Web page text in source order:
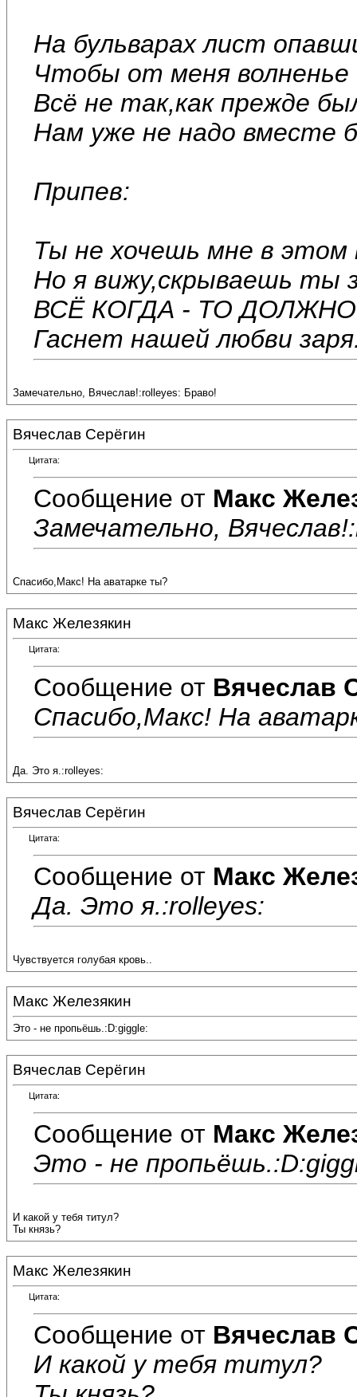
На бульварах лист
Чтобы от меня
Всё не так,как прежде
Нам уже не надо вместе
Припев:
Ты не хочешь мне в этом
Но я вижу,скрываешь ты
ВСЁ КОГДА - ТО
Гаснет нашей любви
Замечательно, Вячеслав!:rolleyes: Браво!
Вячеслав Серёгин
Цитата:
Сообщение от Макс
Замечательно,
Спасибо,Макс! На аватарке ты?
Макс Железякин
Цитата:
Сообщение от Вячеслав
Спасибо,Макс! На
Да. Это я.:rolleyes:
Вячеслав Серёгин
Цитата:
Сообщение от Макс
Да. Это я.:rolleyes:
Чувствуется голубая кровь..
Макс Железякин
Это - не пропьёшь.:D:giggle:
Вячеслав Серёгин
Цитата:
Сообщение от Макс
Это - не
И какой у тебя титул?
Ты князь?
Макс Железякин
Цитата:
Сообщение от Вячеслав
И какой у тебя титул?